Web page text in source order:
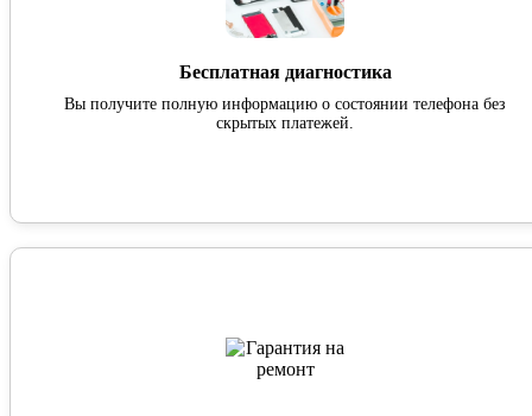
Бесплатная диагностика
Вы получите полную информацию о состоянии телефона без
скрытых платежей.